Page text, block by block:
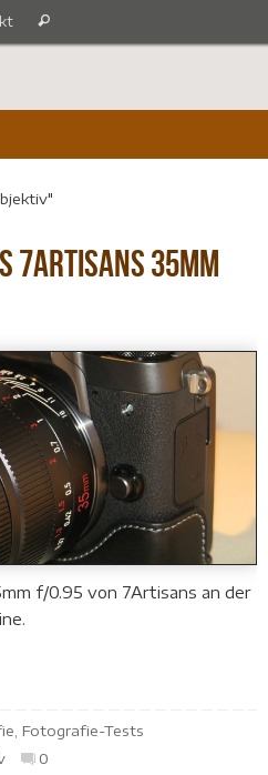
nach:
Suchen
7Artisans 35mm
f/0.95 von 7Artisans an der
Fotografie-Tests
0